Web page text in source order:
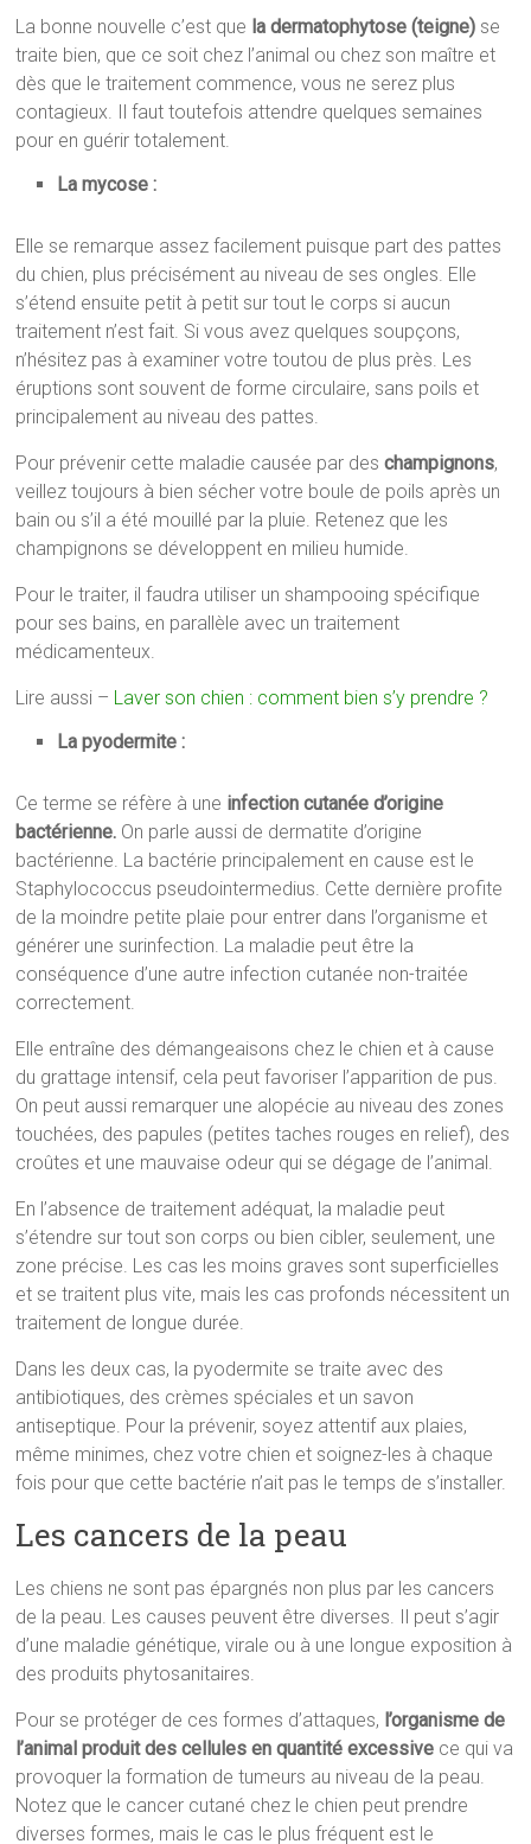
La bonne nouvelle c’est que la dermatophytose (teigne) se
traite bien, que ce soit chez l’animal ou chez son maître et
dès que le traitement commence, vous ne serez plus
contagieux. Il faut toutefois attendre quelques semaines
pour en guérir totalement.
La mycose :
Elle se remarque assez facilement puisque part des pattes
du chien, plus précisément au niveau de ses ongles. Elle
s’étend ensuite petit à petit sur tout le corps si aucun
traitement n’est fait. Si vous avez quelques soupçons,
n’hésitez pas à examiner votre toutou de plus près. Les
éruptions sont souvent de forme circulaire, sans poils et
principalement au niveau des pattes.
Pour prévenir cette maladie causée par deschampignons,
veillez toujours à bien sécher votre boule de poils après un
bain ou s’il a été mouillé par la pluie. Retenez que les
champignons se développent en milieu humide.
Pour le traiter, il faudra utiliser un shampooing spécifique
pour ses bains, en parallèle avec un traitement
médicamenteux.
Lire aussi – Laver son chien : comment bien s’y prendre ?
La pyodermite :
Ce terme se réfère à une infection cutanée d’origine
bactérienne. On parle aussi de dermatite d’origine
bactérienne. La bactérie principalement en cause est le
Staphylococcus pseudointermedius. Cette dernière profite
de la moindre petite plaie pour entrer dans l’organisme et
générer une surinfection. La maladie peut être la
conséquence d’une autre infection cutanée non-traitée
correctement.
Elle entraîne des démangeaisons chez le chien et à cause
du grattage intensif, cela peut favoriser l’apparition de pus.
On peut aussi remarquer une alopécie au niveau des zones
touchées, des papules (petites taches rouges en relief), des
croûtes et une mauvaise odeur qui se dégage de l’animal.
En l’absence de traitement adéquat, la maladie peut
s’étendre sur tout son corps ou bien cibler, seulement, une
zone précise. Les cas les moins graves sont superficielles
et se traitent plus vite, mais les cas profonds nécessitent un
traitement de longue durée.
Dans les deux cas, la pyodermite se traite avec des
antibiotiques, des crèmes spéciales et un savon
antiseptique. Pour la prévenir, soyez attentif aux plaies,
même minimes, chez votre chien et soignez-les à chaque
fois pour que cette bactérie n’ait pas le temps de s’installer.
Les cancers de la peau
Les chiens ne sont pas épargnés non plus par les cancers
de la peau. Les causes peuvent être diverses. Il peut s’agir
d’une maladie génétique, virale ou à une longue exposition à
des produits phytosanitaires.
Pour se protéger de ces formes d’attaques, l’organisme de
l’animal produit des cellules en quantité excessive ce qui va
provoquer la formation de tumeurs au niveau de la peau.
Notez que le cancer cutané chez le chien peut prendre
diverses formes, mais le cas le plus fréquent est le